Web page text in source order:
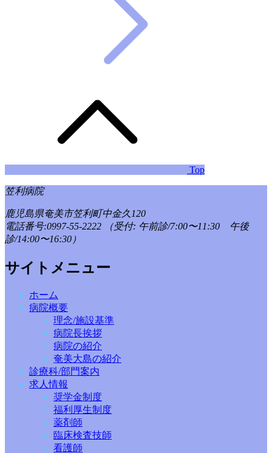
Top
笠利病院
鹿児島県奄美市笠利町中金久120
電話番号:0997-55-2222
（受付: 午前診/7:00〜11:30 午後
診/14:00〜16:30）
サイトメニュー
ホーム
病院概要
理念/施設基準
病院長挨拶
病院の紹介
奄美大島の紹介
診療科/部門案内
求人情報
奨学金制度
福利厚生制度
薬剤師
臨床検査技師
看護師